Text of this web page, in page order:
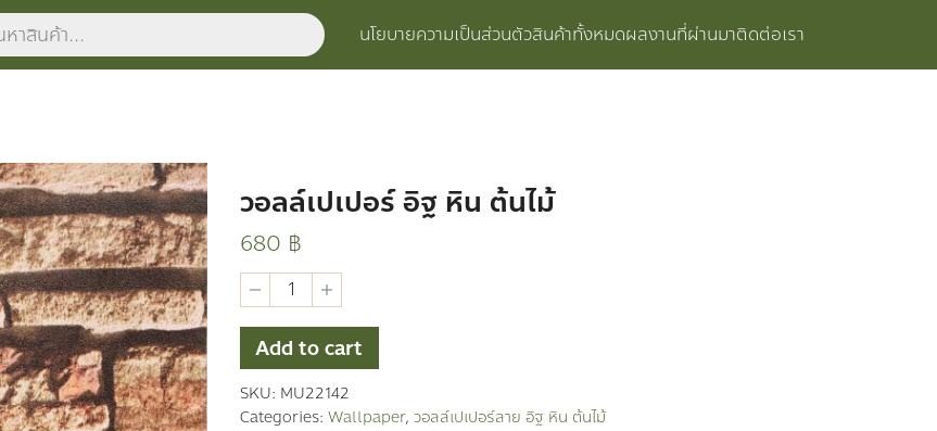
นโยบายความเป็นส่วนตัวสินค้าทั้งหมดผลงานที่ผ่านมาติดต่อเรา
วอลล์เปเปอร์ อิฐ หิน ต้นไม้
680 ฿
วอ
ลล์
เปเปอร์
อิฐ
หิน
ต้นไม้
quantity
Add to cart
SKU: MU22142
Categories: Wallpaper, วอลล์เปเปอร์ลาย อิฐ หิน ต้นไม้